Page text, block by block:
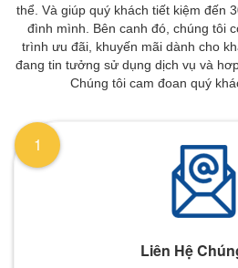
thể. Và giúp quý khách tiết kiệm đến
đình mình. Bên canh đó, chúng tôi
trình ưu đãi, khuyến mãi dành cho
đang tin tưởng sử dụng dịch vụ và
Chúng tôi cam đoan quý
Liên Hệ
1